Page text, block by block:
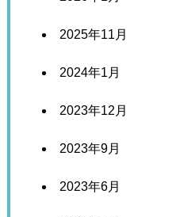
2025年11月
2024年1月
2023年12月
2023年9月
2023年6月